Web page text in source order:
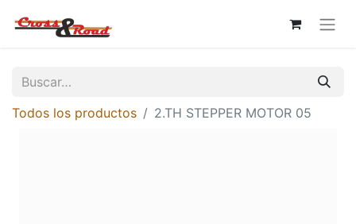
Todos los productos 2.TH STEPPER MOTOR 05